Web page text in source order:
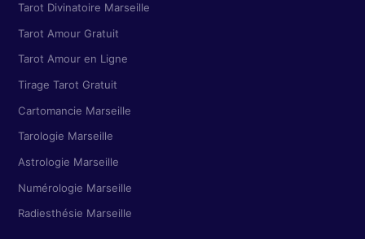
Tarot Divinatoire Marseille
Tarot Amour Gratuit
Tarot Amour en Ligne
Tirage Tarot Gratuit
Cartomancie Marseille
Tarologie Marseille
Astrologie Marseille
Numérologie Marseille
Radiesthésie Marseille